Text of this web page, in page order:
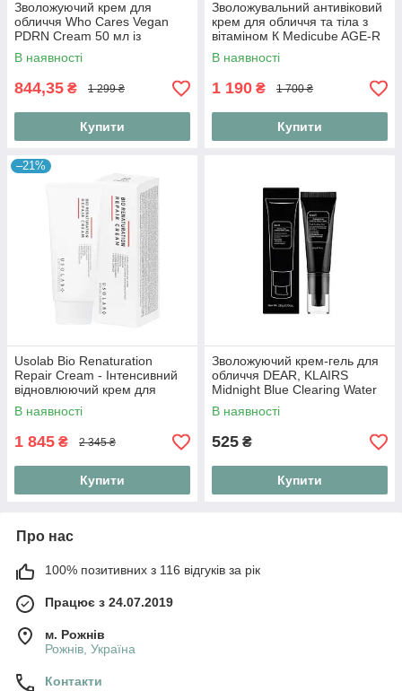
Зволожуючий крем для
обличчя Who Cares Vegan
PDRN Cream 50 мл із
веганськими
полінуклеотидами
В наявності
844,35 ₴ 1 299 ₴
Купити
Зволожувальний антивіковий
крем для обличчя та тіла з
вітаміном К Medicube AGE-R
Vita K Cream 100 ml
В наявності
1 190 ₴ 1 700 ₴
Купити
–21%
Usolab Bio Renaturation
Repair Cream - Інтенсивний
відновлюючий крем для
обличчя, 50 мл
В наявності
1 845 ₴ 2 345 ₴
Купити
Зволожуючий крем-гель для
обличчя DEAR, KLAIRS
Midnight Blue Clearing Water
Cream 20 г
В наявності
525 ₴
Купити
Про нас
100% позитивних з 116 відгуків за рік
Працює з 24.07.2019
м. Рожнів
Рожнів, Україна
Контакти